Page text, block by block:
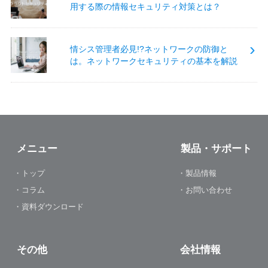
用する際の情報セキュリティ対策とは？
情シス管理者必見!?ネットワークの防御と
は。ネットワークセキュリティの基本を解説
メニュー
・トップ
・コラム
・資料ダウンロード
製品・サポート
・製品情報
・お問い合わせ
その他 会社情報